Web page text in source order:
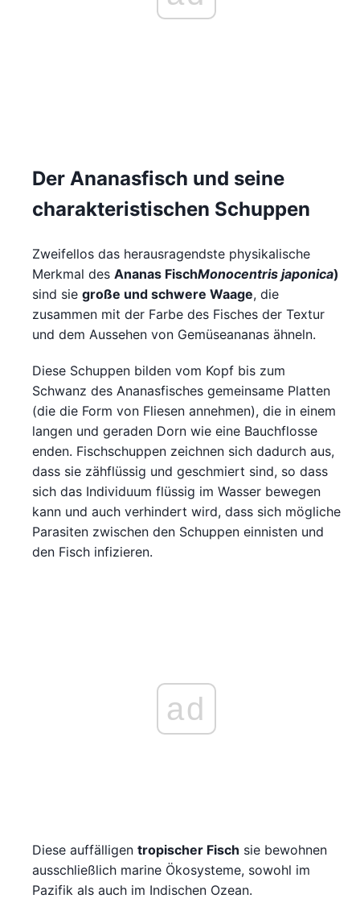
Der Ananasfisch und seine
charakteristischen Schuppen
Zweifellos das herausragendste physikalische
Merkmal des Ananas FischMonocentris japonica)
sind sie große und schwere Waage, die
zusammen mit der Farbe des Fisches der Textur
und dem Aussehen von Gemüseananas ähneln.
Diese Schuppen bilden vom Kopf bis zum
Schwanz des Ananasfisches gemeinsame Platten
(die die Form von Fliesen annehmen), die in einem
langen und geraden Dorn wie eine Bauchflosse
enden. Fischschuppen zeichnen sich dadurch aus,
dass sie zähflüssig und geschmiert sind, so dass
sich das Individuum flüssig im Wasser bewegen
kann und auch verhindert wird, dass sich mögliche
Parasiten zwischen den Schuppen einnisten und
den Fisch infizieren.
ad
Diese auffälligen tropischer Fisch sie bewohnen
ausschließlich marine Ökosysteme, sowohl im
Pazifik als auch im Indischen Ozean.